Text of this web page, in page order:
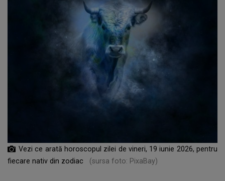
Vezi ce arată horoscopul zilei de vineri, 19 iunie 2026, pentru
fiecare nativ din zodiac
(sursa foto: PixaBay)